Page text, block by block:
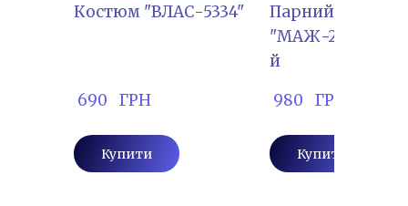
Костюм "ВЛАС-5334"
690   ГРН
Купити
Парний костюм
"МАЖ-
й
980   ГРН
Купити